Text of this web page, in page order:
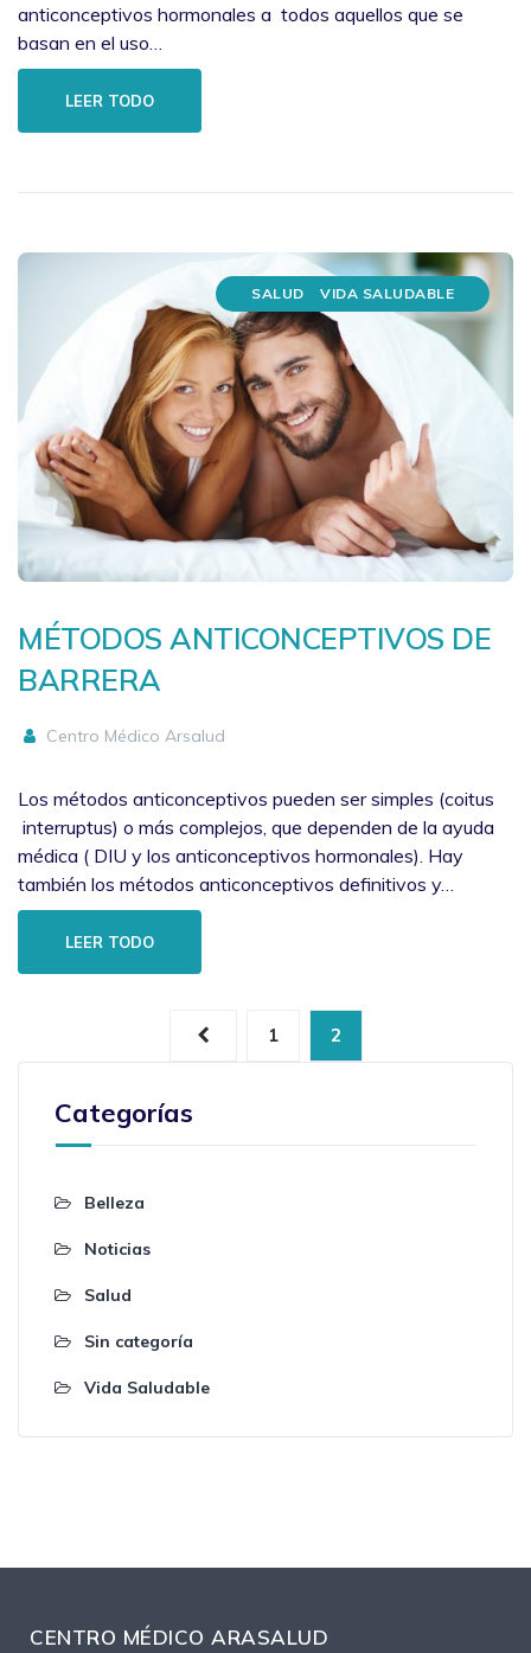
anticonceptivos hormonales a todos aquellos que se
basan en el uso…
LEER TODO
SALUD VIDA SALUDABLE
MÉTODOS ANTICONCEPTIVOS DE
BARRERA
Centro Médico Arsalud
Los métodos anticonceptivos pueden ser simples (coitus
interruptus) o más complejos, que dependen de la ayuda
médica ( DIU y los anticonceptivos hormonales). Hay
también los métodos anticonceptivos definitivos y…
LEER TODO
1 2
Categorías
Belleza
Noticias
Salud
Sin categoría
Vida Saludable
CENTRO MÉDICO ARASALUD